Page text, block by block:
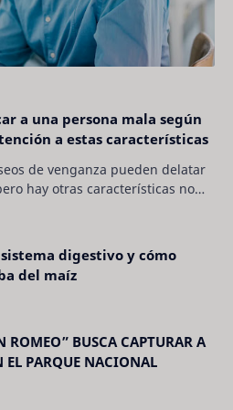
a una persona mala según
a estas características
de venganza pueden delatar
hay otras características no
digestivo y cómo
del maíz
ROMEO” BUSCA CAPTURAR A
EL PARQUE NACIONAL